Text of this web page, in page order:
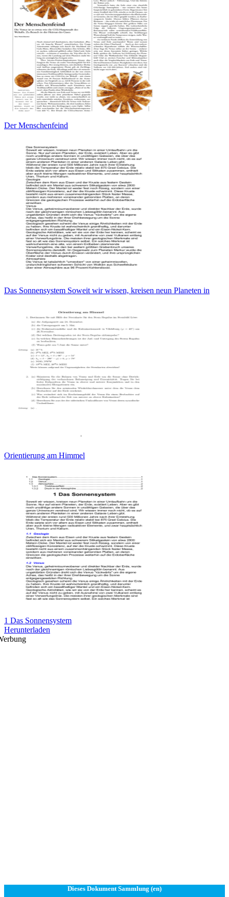
Der Menschenfeind
Das Sonnensystem Soweit wir wissen, kreisen neun Planeten in
Orientierung am Himmel
1 Das Sonnensystem
Herunterladen
Dieses Dokument Sammlung (en)